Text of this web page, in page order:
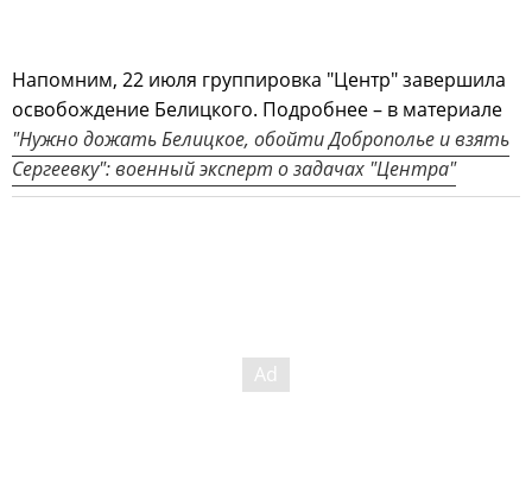
Напомним, 22 июля группировка "Центр" завершила
освобождение Белицкого. Подробнее – в материале
"Нужно дожать Белицкое, обойти Доброполье и взять
Сергеевку": военный эксперт о задачах "Центра"